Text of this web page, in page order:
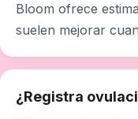
Bloom ofrece
suelen mejorar
¿Registra